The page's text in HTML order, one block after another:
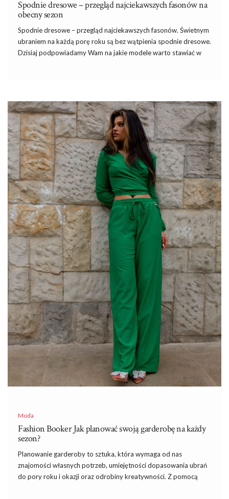
Spodnie dresowe – przegląd najciekawszych fasonów na
obecny sezon
Spodnie dresowe – przegląd najciekawszych fasonów. Świetnym
ubraniem na każdą porę roku są bez wątpienia spodnie dresowe.
Dzisiaj podpowiadamy Wam na jakie modele warto stawiać w
Najwygodniejsze spodnie dresowe
Bez wątpieniaspodnie dresowesą najwygodniejszym ubraniem
w naszej szafie. Sprawdzają się w stylizacjach na co dzień, do
uprawiania sportu, ale często wybieramy je także jako strój do
chodzenia po domu. Uniwersalne dresy powinna mieć w swojej
garderobie każda z nas. Coraz częściej spodnie dresowestają
się także elementem stylizacji na takie okazje jak imprezy,
spotkania, a nawet do pracy. Mieszanie …
Moda
Fashion Booker Jak planować swoją garderobę na każdy
sezon?
Planowanie garderoby to sztuka, która wymaga od nas
znajomości własnych potrzeb, umiejętności dopasowania ubrań
do pory roku i okazji oraz odrobiny kreatywności. Z pomocą